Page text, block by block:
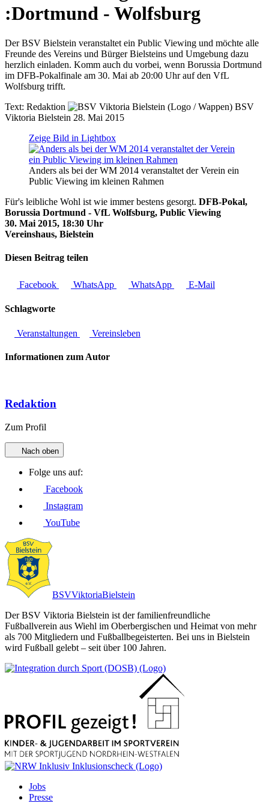
:Dortmund - Wolfsburg
Der BSV Bielstein veranstaltet ein Public Viewing und möchte alle
Freunde des Vereins und Bürger Bielsteins und Umgebung dazu
herzlich einladen. Komm auch du vorbei, wenn Borussia Dortmund
im DFB-Pokalfinale am 30. Mai ab 20:00 Uhr auf den VfL
Wolfsburg trifft.
Text: Redaktion
BSV
Viktoria Bielstein 28. Mai 2015
Zeige Bild in Lightbox
Anders als bei der WM 2014 veranstaltet der Verein ein
Public Viewing im kleinen Rahmen
Für's leibliche Wohl ist wie immer bestens gesorgt. DFB-Pokal,
Borussia Dortmund - VfL Wolfsburg, Public Viewing
30. Mai 2015, 18:30 Uhr
Vereinshaus, Bielstein
Diesen Beitrag teilen
Facebook WhatsApp WhatsApp E-Mail
Schlagworte
Veranstaltungen Vereinsleben
Informationen zum Autor
Redaktion
Zum Profil
Nach oben
Folge uns auf:
Facebook
Instagram
YouTube
BSVViktoriaBielstein
Der BSV Viktoria Bielstein ist der familienfreundliche
Fußballverein aus Wiehl im Oberbergischen und Heimat von mehr
als 700 Mitgliedern und Fußballbegeisterten. Bei uns in Bielstein
wird Fußball gelebt – seit über 100 Jahren.
Jobs
Presse